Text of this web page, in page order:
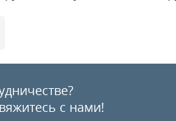
с нами!